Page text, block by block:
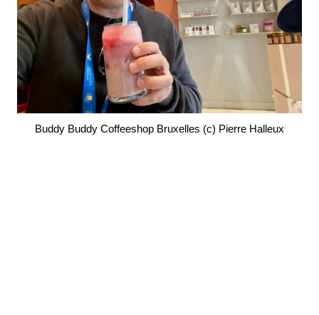
Buddy Buddy Coffeeshop Bruxelles (c) Pierre Halleux